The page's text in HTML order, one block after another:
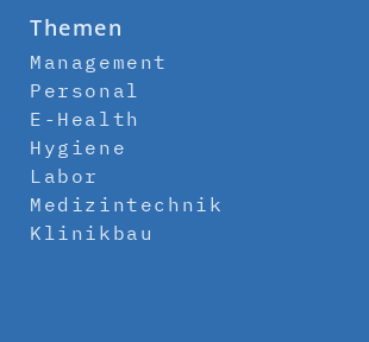
Themen
Management
Personal
E-Health
Hygiene
Labor
Medizintechnik
Klinikbau